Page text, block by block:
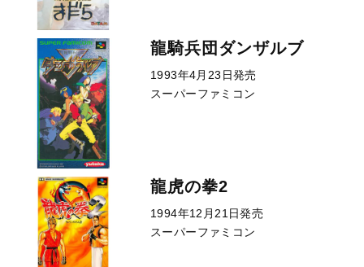
龍騎兵団ダンザルブ
1993年4月23日発売
スーパーファミコン
龍虎の拳2
1994年12月21日発売
スーパーファミコン